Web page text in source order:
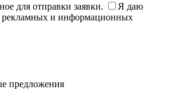
для отправки заявки.
Я даю
рекламных и информационных
предложения